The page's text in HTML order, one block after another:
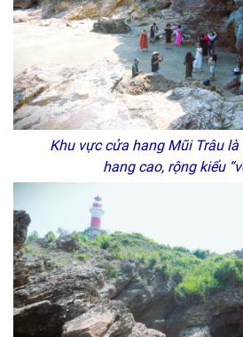
Khu vực cửa hang Mũi Trâu
hang cao, rộng kiểu